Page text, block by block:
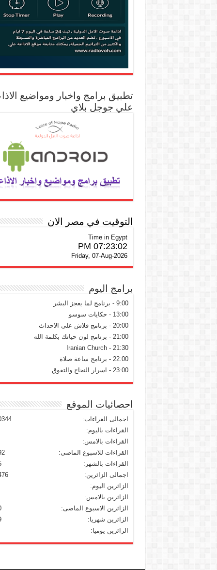
تطبيق برامج واخبار ومواضيع
علي جوجل بلاي
التوقيت في مصر الان
Time in Egypt
07:23:03 PM
Friday, 07-Aug-2026
برامج اليوم
9:00 - برنامج لما يعجز البشر
13:00 - حكايات سوسو
20:00 - برنامج فلاش على الاحداث
21:00 - برنامج لون حياتك بكلمة الله
21:30 - Iranian Church
22:00 - برنامج ساعة صلاة
23:00 - اسرار النجاح والتفوق
احصائيات الموقع
اجمالى القراءات:
القراءات باليوم:
القراءات بالامس:
القراءات للاسبوع الماضى:
القراءات بالشهر:
اجمالى الزائرين:
الزائرين اليوم:
الزائرين بالامس:
الزائرين الاسبوع الماضى:
الزائرين شهريا:
الزائرين يوميا: